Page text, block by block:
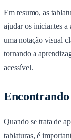
Em resumo, as
ajudar os iniciantes a
uma notação visual
tornando a
acessível.
Quando se trata de
tablaturas, é